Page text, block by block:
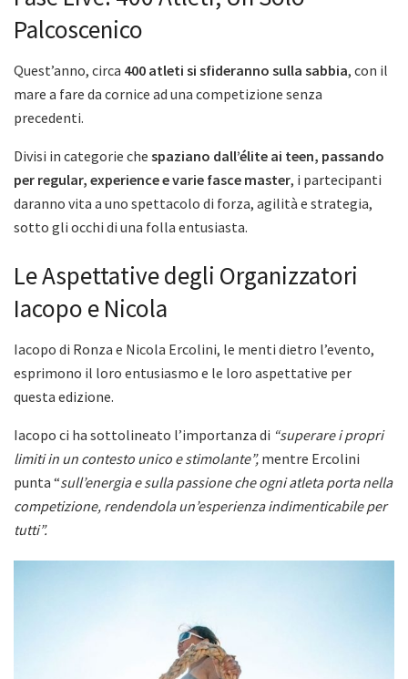
Palcoscenico
Quest’anno, circa 400 atleti si sfideranno sulla sabbia, con il
mare a fare da cornice ad una competizione senza
precedenti.
Divisi in categorie che spaziano dall’élite ai teen, passando
per regular, experience e varie fasce master, i partecipanti
daranno vita a uno spettacolo di forza, agilità e strategia,
sotto gli occhi di una folla entusiasta.
Le Aspettative degli Organizzatori
Iacopo e Nicola
Iacopo di Ronza e Nicola Ercolini, le menti dietro l’evento,
esprimono il loro entusiasmo e le loro aspettative per
questa edizione.
Iacopo ci ha sottolineato l’importanza di “superare i propri
limiti in un contesto unico e stimolante”, mentre Ercolini
punta “sull’energia e sulla passione che ogni atleta porta nella
competizione, rendendola un’esperienza indimenticabile per
tutti”.